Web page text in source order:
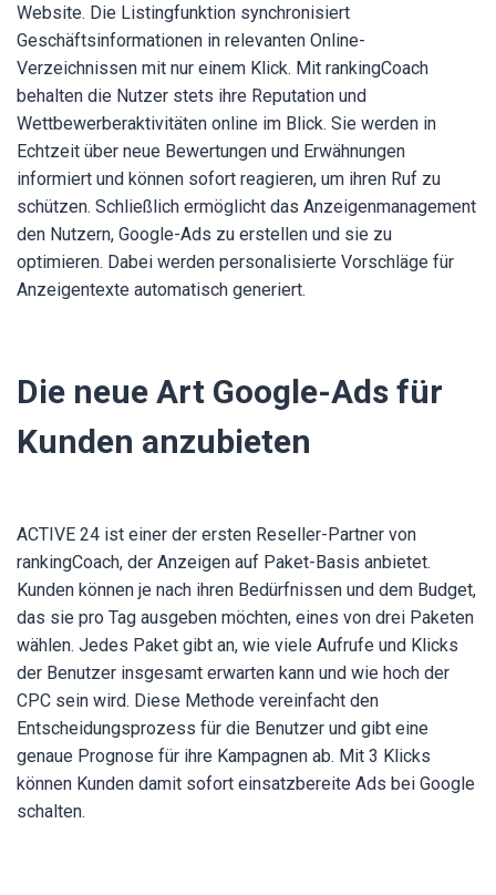
Website. Die Listingfunktion synchronisiert
Geschäftsinformationen in relevanten Online-
Verzeichnissen mit nur einem Klick. Mit rankingCoach
behalten die Nutzer stets ihre Reputation und
Wettbewerberaktivitäten online im Blick. Sie werden in
Echtzeit über neue Bewertungen und Erwähnungen
informiert und können sofort reagieren, um ihren Ruf zu
schützen. Schließlich ermöglicht das Anzeigenmanagement
den Nutzern, Google-Ads zu erstellen und sie zu
optimieren. Dabei werden personalisierte Vorschläge für
Anzeigentexte automatisch generiert.
Die neue Art Google-Ads für
Kunden anzubieten
ACTIVE 24 ist einer der ersten Reseller-Partner von
rankingCoach, der Anzeigen auf Paket-Basis anbietet.
Kunden können je nach ihren Bedürfnissen und dem Budget,
das sie pro Tag ausgeben möchten, eines von drei Paketen
wählen. Jedes Paket gibt an, wie viele Aufrufe und Klicks
der Benutzer insgesamt erwarten kann und wie hoch der
CPC sein wird. Diese Methode vereinfacht den
Entscheidungsprozess für die Benutzer und gibt eine
genaue Prognose für ihre Kampagnen ab. Mit 3 Klicks
können Kunden damit sofort einsatzbereite Ads bei Google
schalten.